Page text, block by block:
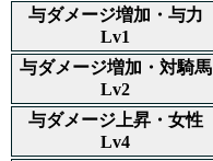
与ダメージ増加・与力
Lv1
与ダメージ増加・対騎馬
Lv2
与ダメージ上昇・女性
Lv4